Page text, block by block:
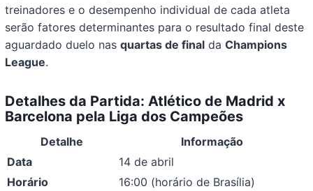
treinadores e o desempenho individual de cada atleta
serão fatores determinantes para o resultado final deste
aguardado duelo nasquartas de final daChampions
League.
Detalhes da Partida: Atlético de Madrid x
Barcelona pela Liga dos Campeões
Detalhe
Informação
Data
14 de abril
Horário
16:00 (horário de Brasília)